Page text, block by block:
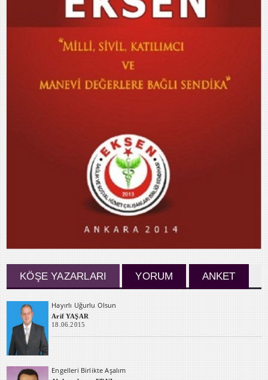
KÖŞE YAZARLARI YORUM ANKET
Hayırlı Uğurlu Olsun
Arif YAŞAR
18.06.2015
Engelleri Birlikte Aşalım